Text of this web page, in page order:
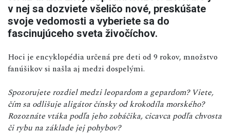
v nej sa dozviete všeličo nové, preskúšate
svoje vedomosti a vyberiete sa do
fascinujúceho sveta živočíchov.
Hoci je encyklopédia určená pre deti od 9 rokov, množstvo
fanúšikov si našla aj medzi dospelými.
Spozorujete rozdiel medzi leopardom a gepardom? Viete,
čím sa odlišuje aligátor čínsky od krokodíla morského?
Rozoznáte vtáka podľa jeho zobáčika, cicavca podľa chvosta
či rybu na základe jej pohybov?